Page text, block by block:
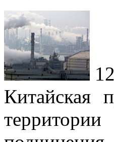
Китайская